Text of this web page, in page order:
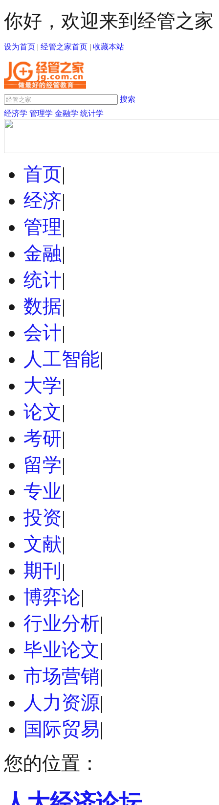
你好，欢迎来到经管之家
设为首页 | 经管之家首页 | 收藏本站
搜索
经济学 管理学 金融学 统计学
首页|
经济|
管理|
金融|
统计|
数据|
会计|
人工智能|
大学|
论文|
考研|
留学|
专业|
投资|
文献|
期刊 |
博弈论|
行业分析|
毕业论文|
市场营销|
人力资源|
国际贸易|
您的位置：